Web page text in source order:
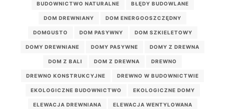
BUDOWNICTWO NATURALNE BŁĘDY BUDOWLANE
DOM DREWNIANY DOM ENERGOOSZCZĘDNY
DOMGUSTO DOM PASYWNY DOM SZKIELETOWY
DOMY DREWNIANE DOMY PASYWNE DOMY Z DREWNA
DOM Z BALI DOM Z DREWNA DREWNO
DREWNO KONSTRUKCYJNE DREWNO W BUDOWNICTWIE
EKOLOGICZNE BUDOWNICTWO EKOLOGICZNE DOMY
ELEWACJA DREWNIANA ELEWACJA WENTYLOWANA